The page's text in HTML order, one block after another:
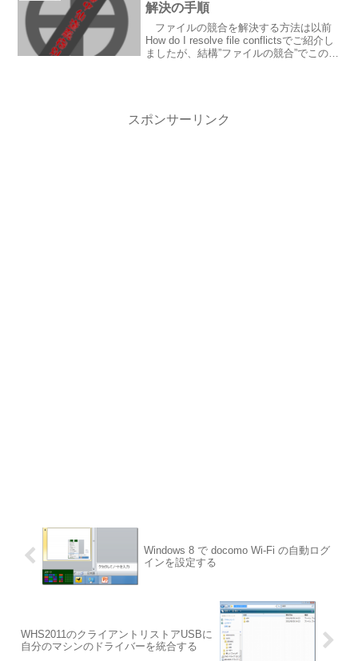
解決の手順
ファイルの競合を解決する方法は以前
How do I resolve file conflictsでご紹介し
ましたが、結構”ファイルの競合”でこのサ
スポンサーリンク
Windows 8 で docomo Wi-Fi の自動ログ
インを設定する
WHS2011のクライアントリストアUSBに
自分のマシンのドライバーを統合する